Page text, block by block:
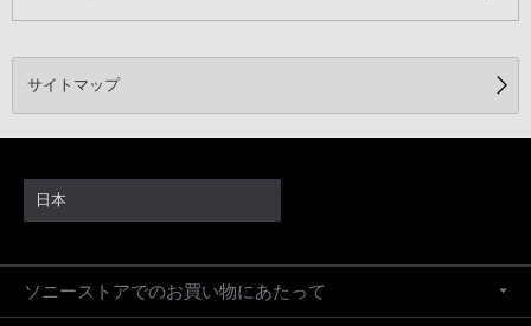
サイトマップ
日本
ソニーストアでのお買い物にあたって